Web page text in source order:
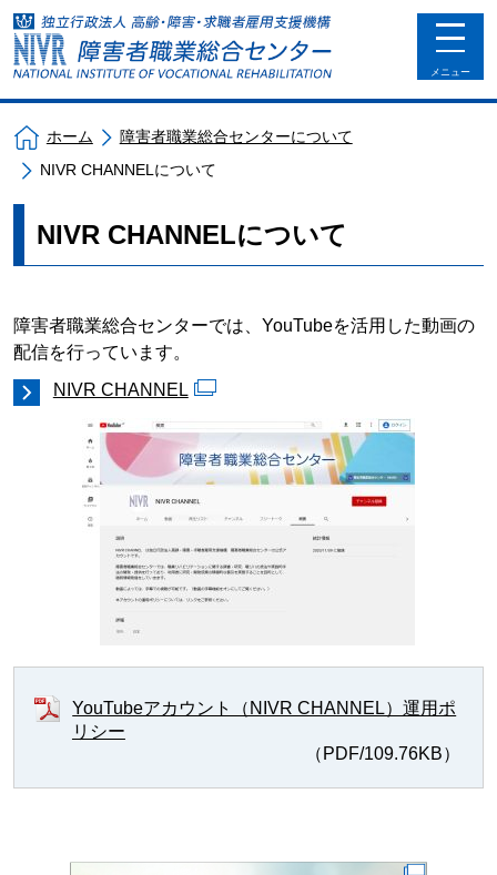
toggle
メニュー
ホーム
障害者職業総合センターについて
NIVR CHANNELについて
NIVR CHANNELについて
障害者職業総合センターでは、YouTubeを活用した動画の
配信を行っています。
NIVR CHANNEL
YouTubeアカウント（NIVR CHANNEL）運用ポ
リシー
（PDF/109.76KB）